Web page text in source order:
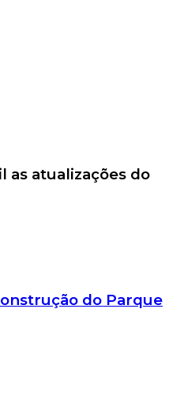
as atualizações do
do Parque